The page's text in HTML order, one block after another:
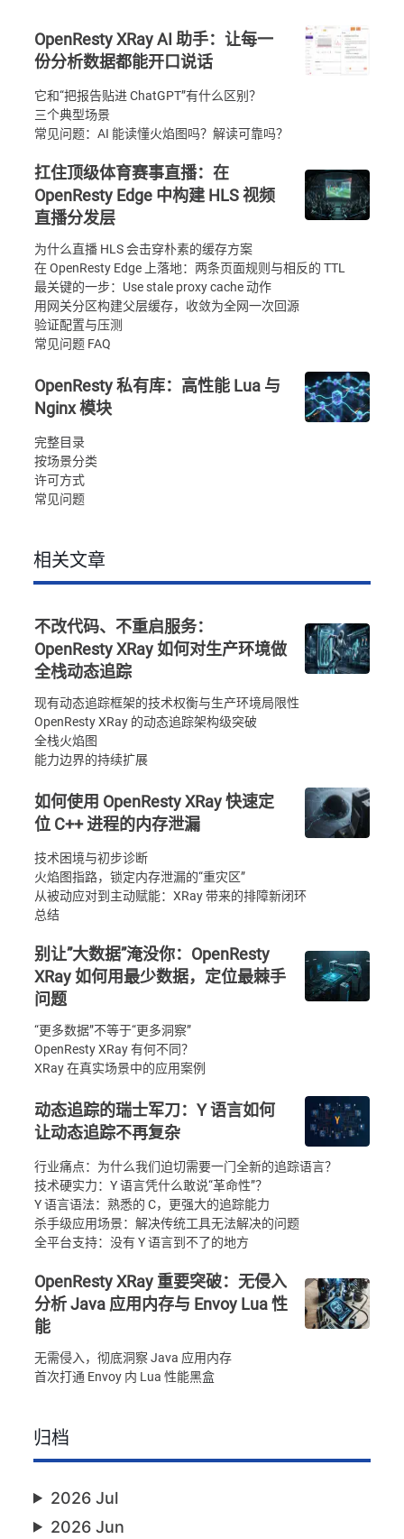
OpenResty XRay AI 助手：让每一
份分析数据都能开口说话
它和“把报告贴进 ChatGPT”有什么区别？
三个典型场景
常见问题：AI 能读懂火焰图吗？解读可靠吗？
扛住顶级体育赛事直播：在
OpenResty Edge 中构建 HLS 视频
直播分发层
为什么直播 HLS 会击穿朴素的缓存方案
在 OpenResty Edge 上落地：两条页面规则与相反的 TTL
最关键的一步：Use stale proxy cache 动作
用网关分区构建父层缓存，收敛为全网一次回源
验证配置与压测
常见问题 FAQ
OpenResty 私有库：高性能 Lua 与
Nginx 模块
完整目录
按场景分类
许可方式
常见问题
相关文章
不改代码、不重启服务：
OpenResty XRay 如何对生产环境做
全栈动态追踪
现有动态追踪框架的技术权衡与生产环境局限性
OpenResty XRay 的动态追踪架构级突破
全栈火焰图
能力边界的持续扩展
如何使用 OpenResty XRay 快速定
位 C++ 进程的内存泄漏
技术困境与初步诊断
火焰图指路，锁定内存泄漏的“重灾区”
从被动应对到主动赋能：XRay 带来的排障新闭环
总结
别让”大数据”淹没你：OpenResty
XRay 如何用最少数据，定位最棘手
问题
“更多数据”不等于“更多洞察”
OpenResty XRay 有何不同？
XRay 在真实场景中的应用案例
动态追踪的瑞士军刀：Y 语言如何
让动态追踪不再复杂
行业痛点：为什么我们迫切需要一门全新的追踪语言？
技术硬实力：Y 语言凭什么敢说“革命性”？
Y 语言语法：熟悉的 C，更强大的追踪能力
杀手级应用场景：解决传统工具无法解决的问题
全平台支持：没有 Y 语言到不了的地方
OpenResty XRay 重要突破：无侵入
分析 Java 应用内存与 Envoy Lua 性
能
无需侵入，彻底洞察 Java 应用内存
首次打通 Envoy 内 Lua 性能黑盒
归档
2026 Jul
2026 Jun